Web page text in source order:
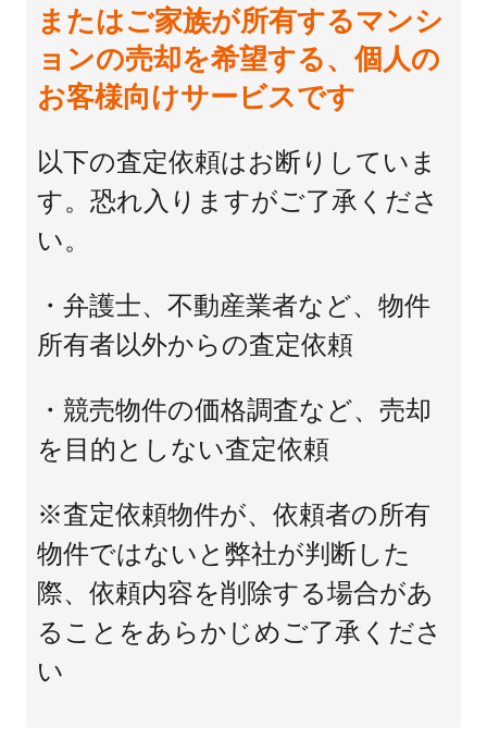
またはご家族が所有するマンシ
ョンの売却を希望する、個人の
お客様向けサービスです
以下の査定依頼はお断りしていま
す。恐れ入りますがご了承くださ
い。
・弁護士、不動産業者など、物件
所有者以外からの査定依頼
・競売物件の価格調査など、売却
を目的としない査定依頼
※査定依頼物件が、依頼者の所有
物件ではないと弊社が判断した
際、依頼内容を削除する場合があ
ることをあらかじめご了承くださ
い